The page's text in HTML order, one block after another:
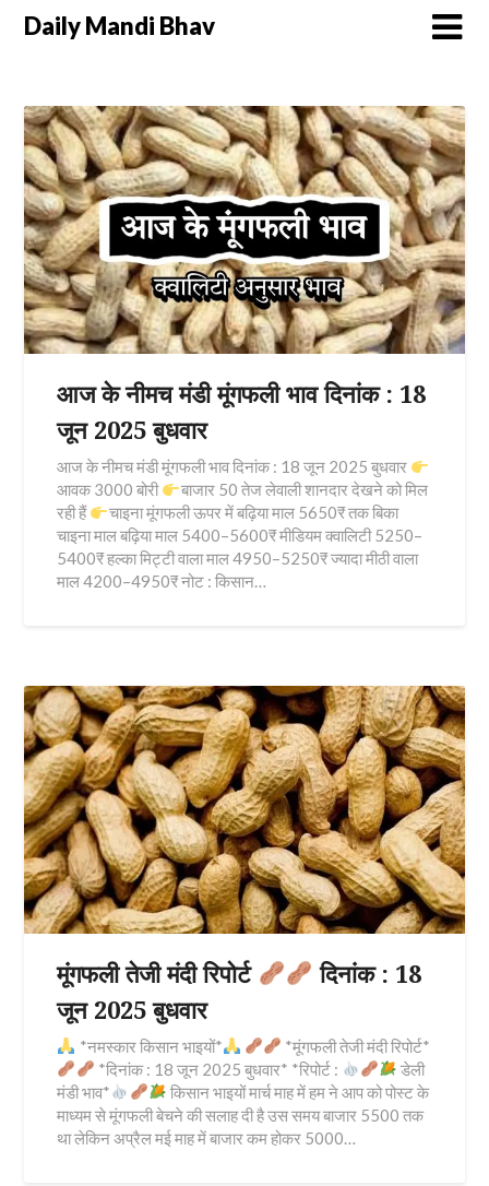
Daily Mandi Bhav
आज के नीमच मंडी मूंगफली भाव दिनांक : 18
जून 2025 बुधवार
आज के नीमच मंडी मूंगफली भाव दिनांक : 18 जून 2025 बुधवार
आवक 3000 बोरी
बाजार 50 तेज लेवाली शानदार देखने को मिल
रही हैं
चाइना मूंगफली ऊपर में बढ़िया माल 5650₹ तक बिका
चाइना माल बढ़िया माल 5400–5600₹ मीडियम क्वालिटी 5250–
5400₹ हल्का मिट्टी वाला माल 4950–5250₹ ज्यादा मीठी वाला
माल 4200–4950₹ नोट : किसान…
मूंगफली तेजी मंदी रिपोर्ट
दिनांक : 18
जून 2025 बुधवार
*नमस्कार किसान भाइयों*
*मूंगफली तेजी मंदी रिपोर्ट*
*दिनांक : 18 जून 2025 बुधवार* *रिपोर्ट :
डेली
मंडी भाव*
किसान भाइयों मार्च माह में हम ने आप को पोस्ट के
माध्यम से मूंगफली बेचने की सलाह दी है उस समय बाजार 5500 तक
था लेकिन अप्रैल मई माह में बाजार कम होकर 5000…